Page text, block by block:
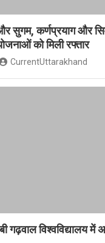
और सुगम, कर्णप्रयाग और
को मिली रफ्तार
CurrentUttarakhand
गढ़वाल विश्वविद्यालय में